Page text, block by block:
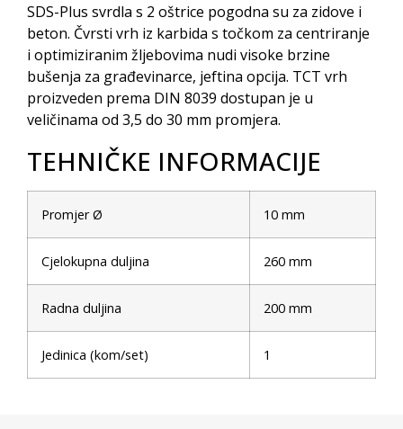
SDS-Plus svrdla s 2 oštrice pogodna su za zidove i
beton. Čvrsti vrh iz karbida s točkom za centriranje
i optimiziranim žljebovima nudi visoke brzine
bušenja za građevinarce, jeftina opcija. TCT vrh
proizveden prema DIN 8039 dostupan je u
veličinama od 3,5 do 30 mm promjera.
TEHNIČKE INFORMACIJE
Promjer Ø 10 mm
Cjelokupna duljina 260 mm
Radna duljina 200 mm
Jedinica (kom/set) 1